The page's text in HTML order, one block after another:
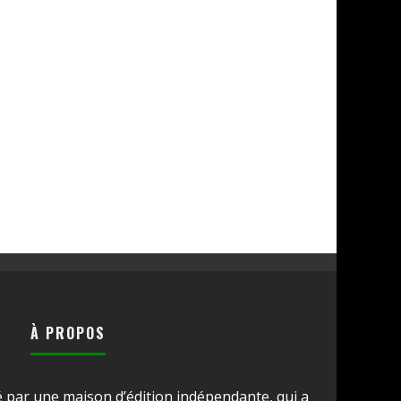
À PROPOS
par une maison d’édition indépendante, qui a